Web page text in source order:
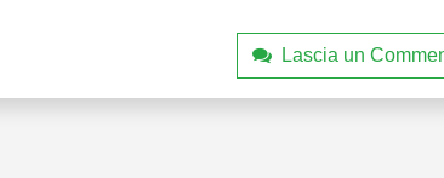
Lascia un